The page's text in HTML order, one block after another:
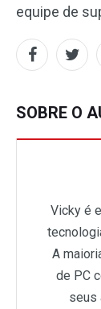
equipe de
SOBRE O
Vicky é
A
de PC
seus